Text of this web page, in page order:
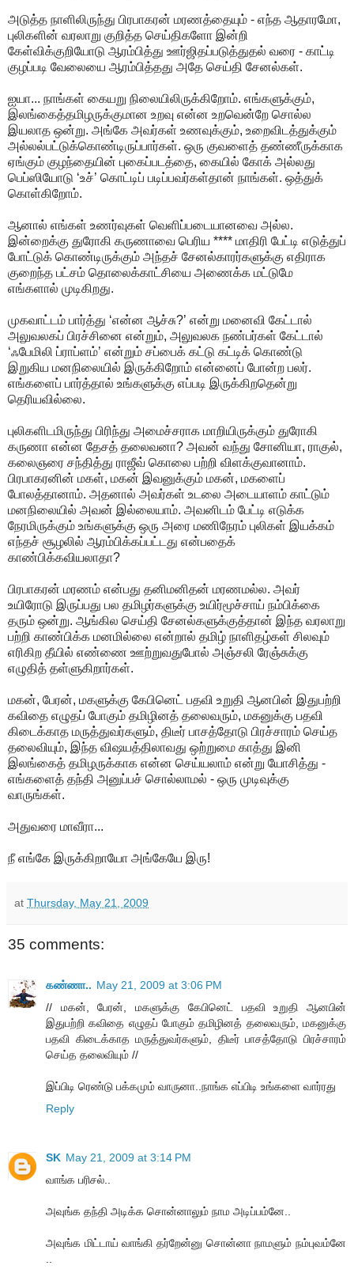
அடுத்த நாளிலிருந்து பிரபாகரன் மரணத்தையும் - எந்த ஆதாரமோ,
புலிகளின் வரலாறு குறித்த செய்திகளோ இன்றி
கேள்விக்குறியோடு ஆரம்பித்து ஊர்ஜிதப்படுத்துதல் வரை - காட்டி
குழப்படி வேலையை ஆரம்பித்தது அதே செய்தி சேனல்கள்.
ஐயா... நாங்கள் கையறு நிலையிலிருக்கிறோம். எங்களுக்கும்,
இலங்கைத்தமிழருக்குமான உறவு என்ன உறவென்றே சொல்ல
இயலாத ஒன்று. அங்கே அவர்கள் உணவுக்கும், உறைவிடத்துக்கும்
அல்லல்பட்டுக்கொண்டிருப்பார்கள். ஒரு குவளைத் தண்ணீருக்காக
ஏங்கும் குழந்தையின் புகைப்படத்தை, கையில் கோக் அல்லது
பெப்ஸியோடு ‘உச்’ கொட்டிப் படிப்பவர்கள்தான் நாங்கள். ஒத்துக்
கொள்கிறோம்.
ஆனால் எங்கள் உணர்வுகள் வெளிப்படையானவை அல்ல.
இன்றைக்கு துரோகி கருணாவை பெரிய **** மாதிரி பேட்டி எடுத்துப்
போட்டுக் கொண்டிருக்கும் அந்தச் சேனல்காரர்களுக்கு எதிராக
குறைந்த பட்சம் தொலைக்காட்சியை அணைக்க மட்டுமே
எங்களால் முடிகிறது.
முகவாட்டம் பார்த்து ‘என்ன ஆச்சு?’ என்று மனைவி கேட்டால்
அலுவலகப் பிரச்சினை என்றும், அலுவலக நண்பர்கள் கேட்டால்
‘ஃபேமிலி ப்ராப்ளம்’ என்றும் சப்பைக் கட்டு கட்டிக் கொண்டு
இறுகிய மனநிலையில் இருக்கிறோம் என்னைப் போன்ற பலர்.
எங்களைப் பார்த்தால் உங்களுக்கு எப்படி இருக்கிறதென்று
தெரியவில்லை.
புலிகளிடமிருந்து பிரிந்து அமைச்சராக மாறியிருக்கும் துரோகி
கருணா என்ன தேசத் தலைவனா? அவன் வந்து சோனியா, ராகுல்,
கலைஞரை சந்தித்து ராஜீவ் கொலை பற்றி விளக்குவானாம்.
பிரபாகரனின் மகள், மகன் இவனுக்கும் மகன், மகளைப்
போலத்தானாம். அதனால் அவர்கள் உடலை அடையாளம் காட்டும்
மனநிலையில் அவன் இல்லையாம். அவனிடம் பேட்டி எடுக்க
நேரமிருக்கும் உங்களுக்கு ஒரு அரை மணிநேரம் புலிகள் இயக்கம்
எந்தச் சூழலில் ஆரம்பிக்கப்பட்டது என்பதைக்
காண்பிக்கவியலாதா?
பிரபாகரன் மரணம் என்பது தனிமனிதன் மரணமல்ல. அவர்
உயிரோடு இருப்பது பல தமிழர்களுக்கு உயிர்மூச்சாய் நம்பிக்கை
தரும் ஒன்று. ஆங்கில செய்தி சேனல்களுக்குத்தான் இந்த வரலாறு
பற்றி காண்பிக்க மனமில்லை என்றால் தமிழ் நாளிதழ்கள் சிலவும்
எரிகிற தீயில் எண்ணை ஊற்றுவதுபோல் அஞ்சலி ரேஞ்சுக்கு
எழுதித் தள்ளுகிறார்கள்.
மகன், பேரன், மகளுக்கு கேபினெட் பதவி உறுதி ஆனபின் இதுபற்றி
கவிதை எழுதப் போகும் தமிழினத் தலைவரும், மகனுக்கு பதவி
கிடைக்காத மருத்துவர்களும், திடீர் பாசத்தோடு பிரச்சாரம் செய்த
தலைவியும், இந்த விஷயத்திலாவது ஒற்றுமை காத்து இனி
இலங்கைத் தமிழருக்காக என்ன செய்யலாம் என்று யோசித்து -
எங்களைத் தந்தி அனுப்பச் சொல்லாமல் - ஒரு முடிவுக்கு
வாருங்கள்.
அதுவரை மாவீரா...
நீ எங்கே இருக்கிறாயோ அங்கேயே இரு!
at Thursday, May 21, 2009
35 comments:
கண்ணா.. May 21, 2009 at 3:06 PM
// மகன், பேரன், மகளுக்கு கேபினெட் பதவி உறுதி ஆனபின்
இதுபற்றி கவிதை எழுதப் போகும் தமிழினத் தலைவரும், மகனுக்கு
பதவி கிடைக்காத மருத்துவர்களும், திடீர் பாசத்தோடு பிரச்சாரம்
செய்த தலைவியும் //
இப்பிடி ரெண்டு பக்கமும் வாருனா..நாங்க எப்பிடி உங்களை வார்ரது
Reply
SK May 21, 2009 at 3:14 PM
வாங்க பரிசல்..
அவுங்க தந்தி அடிக்க சொன்னாலும் நாம அடிப்பம்னே..
அவுங்க மிட்டாய் வாங்கி தர்றேன்னு சொன்னா நாமளும் நம்புவம்னே